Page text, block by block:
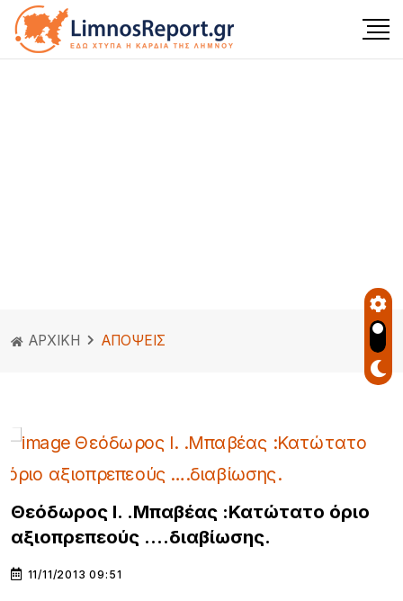
ΑΡΧΙΚΗ ΑΠΟΨΕΙΣ
Θεόδωρος Ι. .Μπαβέας :Κατώτατο όριο
αξιοπρεπεούς ….διαβίωσης.
11/11/2013 09:51